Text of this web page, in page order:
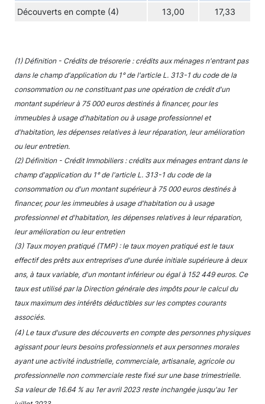
Découverts en compte (4) 13,00 17,33
(1) Définition - Crédits de trésorerie : crédits aux ménages n'entrant pas
dans le champ d'application du 1° de l'article L. 313-1 du code de la
consommation ou ne constituant pas une opération de crédit d'un
montant supérieur à 75 000 euros destinés à financer, pour les
immeubles à usage d'habitation ou à usage professionnel et
d'habitation, les dépenses relatives à leur réparation, leur amélioration
ou leur entretien.
(2) Définition - Crédit Immobiliers : crédits aux ménages entrant dans le
champ d'application du 1° de l'article L. 313-1 du code de la
consommation ou d'un montant supérieur à 75 000 euros destinés à
financer, pour les immeubles à usage d'habitation ou à usage
professionnel et d'habitation, les dépenses relatives à leur réparation,
leur amélioration ou leur entretien
(3) Taux moyen pratiqué (TMP) : le taux moyen pratiqué est le taux
effectif des prêts aux entreprises d'une durée initiale supérieure à deux
ans, à taux variable, d'un montant inférieur ou égal à 152 449 euros. Ce
taux est utilisé par la Direction générale des impôts pour le calcul du
taux maximum des intérêts déductibles sur les comptes courants
associés.
(4) Le taux d'usure des découverts en compte des personnes physiques
agissant pour leurs besoins professionnels et aux personnes morales
ayant une activité industrielle, commerciale, artisanale, agricole ou
professionnelle non commerciale reste fixé sur une base trimestrielle.
Sa valeur de 16.64 % au 1er avril 2023 reste inchangée jusqu'au 1er